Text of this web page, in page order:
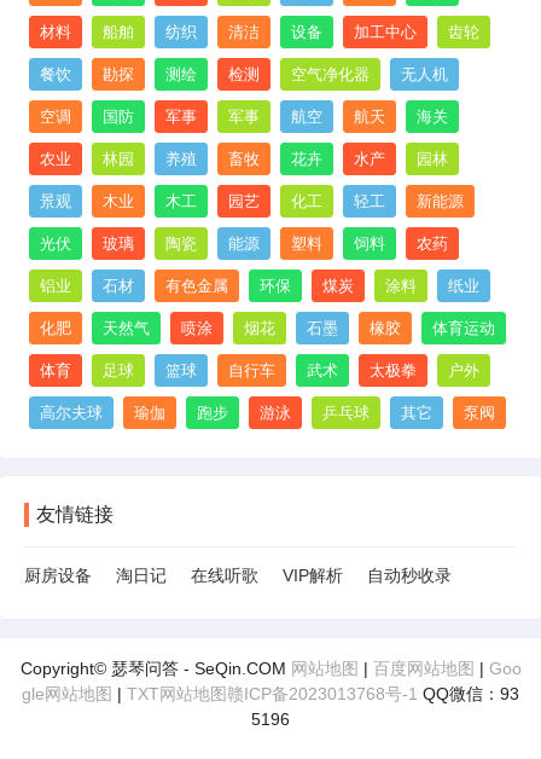
材料 船舶 纺织 清洁 设备 加工中心 齿轮
餐饮 勘探 测绘 检测 空气净化器 无人机
空调 国防 军事 军事 航空 航天 海关
农业 林园 养殖 畜牧 花卉 水产 园林
景观 木业 木工 园艺 化工 轻工 新能源
光伏 玻璃 陶瓷 能源 塑料 饲料 农药
铝业 石材 有色金属 环保 煤炭 涂料 纸业
化肥 天然气 喷涂 烟花 石墨 橡胶 体育运动
体育 足球 篮球 自行车 武术 太极拳 户外
高尔夫球 瑜伽 跑步 游泳 乒乓球 其它 泵阀
友情链接
厨房设备 淘日记 在线听歌 VIP解析 自动秒收录
Copyright© 瑟琴问答 - SeQin.COM 网站地图 | 百度网站地图 | Goo
gle网站地图 | TXT网站地图赣ICP备2023013768号-1 QQ微信：93
5196